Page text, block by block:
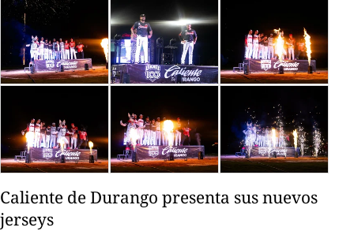
Caliente de Durango presenta sus nuevos
jerseys